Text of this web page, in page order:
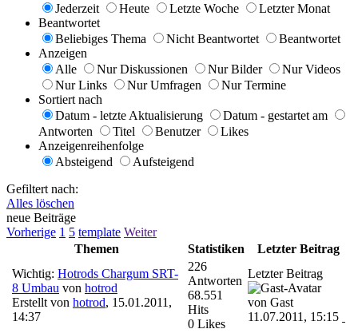
Jederzeit
Heute Letzte Woche
Letzter Monat
Beantwortet
Beliebiges Thema
Nicht Beantwortet
Beantwortet
Anzeigen
Alle
Nur Diskussionen Nur Bilder
Nur Videos
Nur Links
Nur Umfragen
Nur Termine
Sortiert nach
Datum - letzte Aktualisierung
Datum - gestartet am
Antworten
Titel Benutzer
Likes
Anzeigenreihenfolge
Absteigend
Aufsteigend
Gefiltert nach:
Alles löschen
neue Beiträge
Vorherige 1 5 template Weiter
Themen
Statistiken
Letzter Beitrag
Wichtig: Hotrods Chargum SRT-
8 Umbau von hotrod
Erstellt von hotrod, 15.01.2011,
14:37
226
Antworten
68.551
Hits
0 Likes
Letzter Beitrag
von Gast
11.07.2011, 15:15